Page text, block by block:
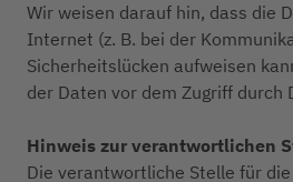
Wir weisen darauf hin, dass die
Internet (z. B. bei der
Sicherheitslücken aufweisen
der Daten vor dem Zugriff
Hinweis zur verantwortlichen
Die verantwortliche Stelle für